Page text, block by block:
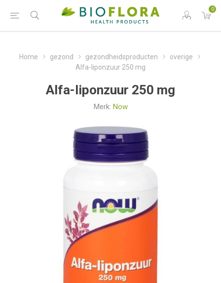
0
Home gezond gezondheidsproducten
overige
Alfa-liponzuur 250 mg
Alfa-liponzuur 250 mg
Merk: Now